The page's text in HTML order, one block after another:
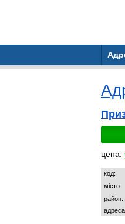
цена:
код:
місто:
район: